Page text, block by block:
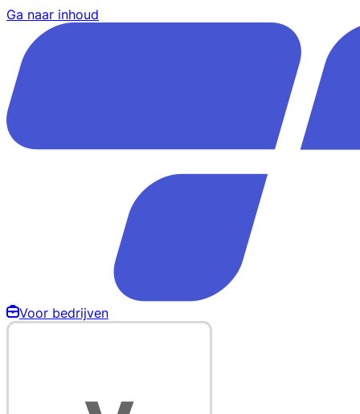
Ga naar inhoud
Voor bedrijven